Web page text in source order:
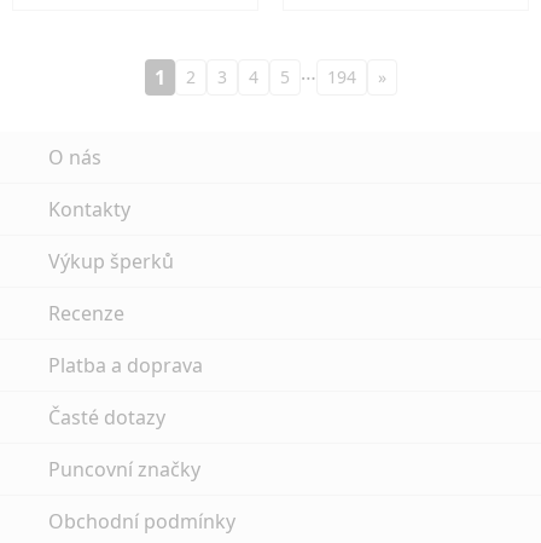
1 2 3 4 5 … 194 »
O nás
Kontakty
Výkup šperků
Recenze
Platba a doprava
Časté dotazy
Puncovní značky
Obchodní podmínky